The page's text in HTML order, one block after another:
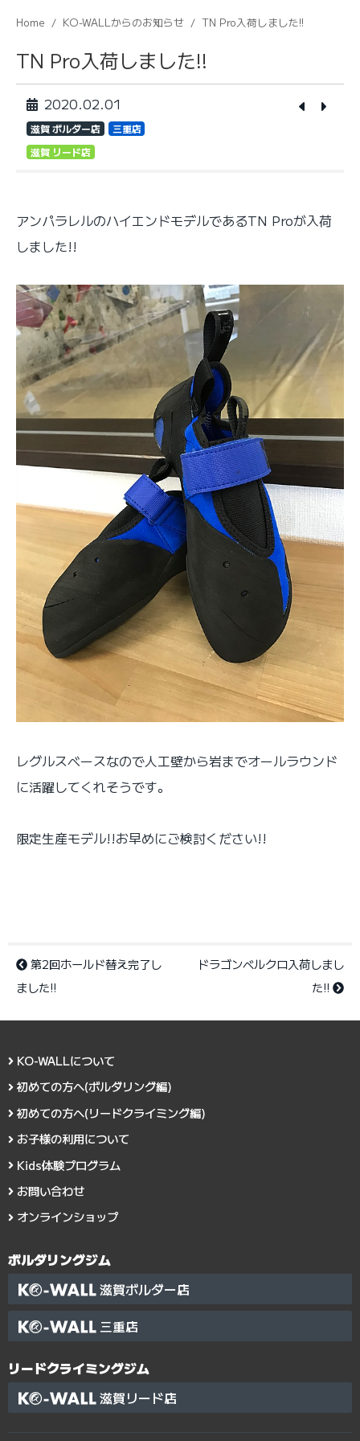
Home KO-WALLからのお知らせ TN Pro入荷しました!!
TN Pro入荷しました!!
2020.02.01
滋賀 ボルダー店
三重店
滋賀 リード店
アンパラレルのハイエンドモデルであるTN Proが入荷
しました!!
レグルスベースなので人工壁から岩までオールラウンド
に活躍してくれそうです。
限定生産モデル!!お早めにご検討ください!!
第2回ホールド替え完了し
ました!!
ドラゴンベルクロ入荷しまし
た!!
KO-WALLについて
初めての方へ(ボルダリング編)
初めての方へ(リードクライミング編)
お子様の利用について
Kids体験プログラム
お問い合わせ
オンラインショップ
ボルダリングジム
滋賀ボルダー店
三重店
リードクライミングジム
滋賀リード店